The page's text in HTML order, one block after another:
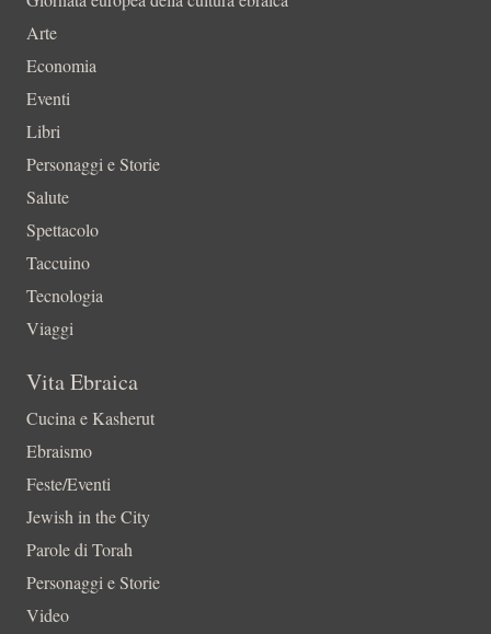
Arte
Economia
Eventi
Libri
Personaggi e Storie
Salute
Spettacolo
Taccuino
Tecnologia
Viaggi
Vita Ebraica
Cucina e Kasherut
Ebraismo
Feste/Eventi
Jewish in the City
Parole di Torah
Personaggi e Storie
Video